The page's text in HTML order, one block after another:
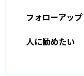
フォローアップ
人に勧めたい